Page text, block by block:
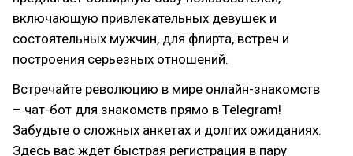
включающую привлекательных девушек и
состоятельных мужчин, для флирта, встреч и
построения серьезных отношений.
Встречайте революцию в мире онлайн-знакомств
– чат-бот для знакомств прямо в Telegram!
Забудьте о сложных анкетах и долгих ожиданиях.
Здесь вас ждет быстрая регистрация в пару